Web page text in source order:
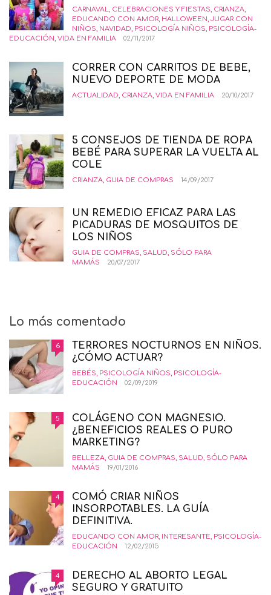
CARNAVAL, CELEBRACIONES Y FIESTAS, CRIANZA,
EDUCANDO CON AMOR, HALLOWEEN, JUGAR CON
NIÑOS, NAVIDAD, PSICOLOGÍA NIÑOS, PSICOLOGÍA-
EDUCACIÓN, VIDA EN FAMILIA 02/11/2017
CORRER CON CARRITOS DE BEBE,
NUEVO DEPORTE DE MODA
ACTUALIDAD, CRIANZA, VIDA EN FAMILIA 20/10/2017
5 CONSEJOS DE TIENDA DE ROPA
BEBÉ PARA SUPERAR LA VUELTA AL
COLE
CRIANZA, GUIA DE COMPRAS 14/09/2017
UN REMEDIO EFICAZ PARA LAS
PICADURAS DE MOSQUITOS DE
LOS NIÑOS
GUIA DE COMPRAS, SALUD, SÓLO PARA
MAMÁS
20/07/2017
Lo más comentado
6
TERRORES NOCTURNOS EN NIÑOS.
¿CÓMO ACTUAR?
BEBÉS, PSICOLOGÍA NIÑOS, PSICOLOGÍA-
EDUCACIÓN
02/09/2019
5
COLÁGENO CON MAGNESIO.
¿BENEFICIOS REALES O PURO
MARKETING?
BELLEZA, GUIA DE COMPRAS, SALUD, SÓLO PARA
MAMÁS
19/01/2016
4
COMÓ CRIAR NIÑOS
INSORPOTABLES. LA GUÍA
DEFINITIVA.
EDUCANDO CON AMOR, INTERESANTE, PSICOLOGÍA-
EDUCACIÓN
12/02/2015
4
DERECHO AL ABORTO LEGAL
SEGURO Y GRATUITO